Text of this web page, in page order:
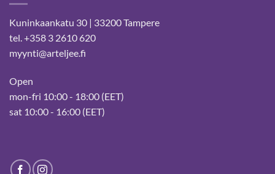
Kuninkaankatu 30 | 33200 Tampere
tel. +358 3 2610 620
myynti@arteljee.fi
Open
mon-fri 10:00 - 18:00 (EET)
sat 10:00 - 16:00 (EET)